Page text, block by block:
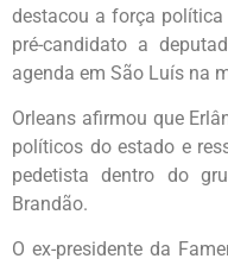
destacou a força política
pré-candidato a
agenda em São Luís na
Orleans afirmou que
políticos do estado e
pedetista dentro do
Brandão.
O ex-presidente da